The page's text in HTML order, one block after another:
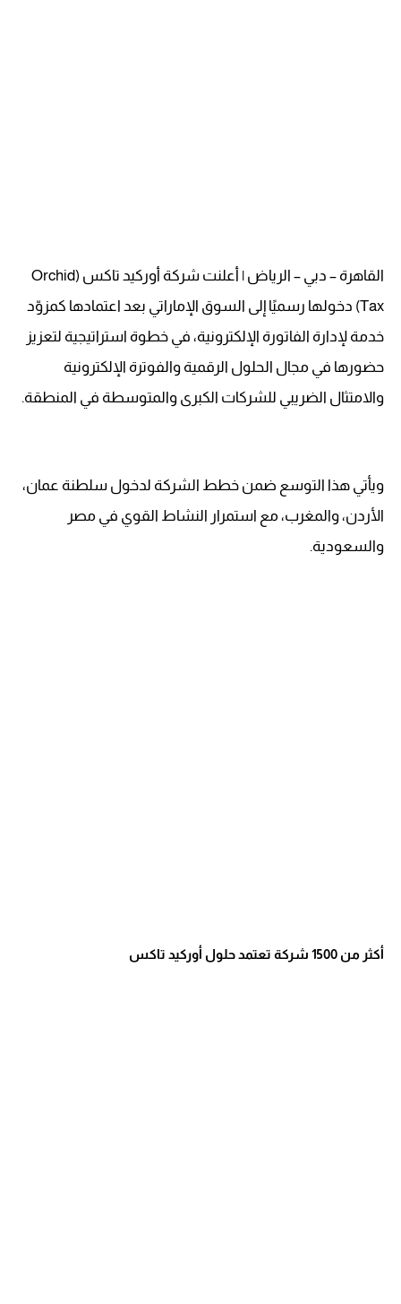
القاهرة – دبي – الرياض | أعلنت شركة أوركيد تاكس (Orchid
Tax) دخولها رسميًا إلى السوق الإماراتي بعد اعتمادها كمزوّد
خدمة لإدارة الفاتورة الإلكترونية، في خطوة استراتيجية لتعزيز
حضورها في مجال الحلول الرقمية والفوترة الإلكترونية
والامتثال الضريبي للشركات الكبرى والمتوسطة في المنطقة.
ويأتي هذا التوسع ضمن خطط الشركة لدخول سلطنة عمان،
الأردن، والمغرب، مع استمرار النشاط القوي في مصر
والسعودية.
أكثر من 1500 شركة تعتمد حلول أوركيد تاكس